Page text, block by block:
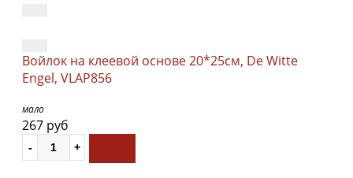
Войлок на клеевой основе 20*25см, De Witte
Engel, VLAP856
мало
267 руб